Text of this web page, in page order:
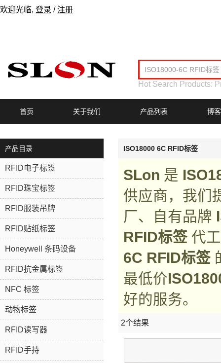
欢迎光临, 登录 / 注册
Hot Search Products:
首页 关于我们 产品列表 博客
产品目录
RFID电子标签
RFID珠宝标签
RFID服装吊牌
RFID贴纸标签
Honeywell 条码设备
RFID抗金属标签
NFC 标签
动物标签
RFID读写器
RFID手持
ISO18000 6C RFID标签
SLon 是
供应商，我们
厂、自有品牌
RFID标签 代
6C RFID标签
最低价
好的服务。
2个结果